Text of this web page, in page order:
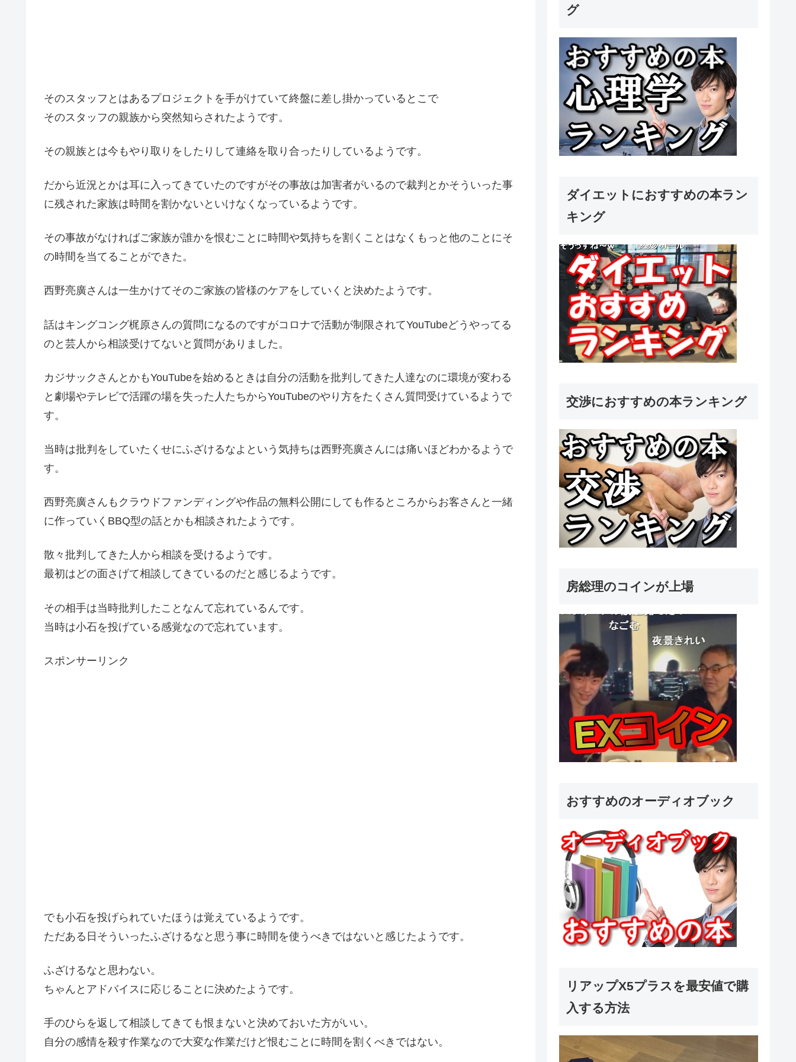
そのスタッフとはあるプロジェクトを手がけていて終盤に差し掛かっているとこで
そのスタッフの親族から突然知らされたようです。
その親族とは今もやり取りをしたりして連絡を取り合ったりしているようです。
だから近況とかは耳に入ってきていたのですがその事故は加害者がいるので裁判とかそういった事
に残された家族は時間を割かないといけなくなっているようです。
その事故がなければご家族が誰かを恨むことに時間や気持ちを割くことはなくもっと他のことにそ
の時間を当てることができた。
西野亮廣さんは一生かけてそのご家族の皆様のケアをしていくと決めたようです。
話はキングコング梶原さんの質問になるのですがコロナで活動が制限されてYouTubeどうやってる
のと芸人から相談受けてないと質問がありました。
カジサックさんとかもYouTubeを始めるときは自分の活動を批判してきた人達なのに環境が変わる
と劇場やテレビで活躍の場を失った人たちからYouTubeのやり方をたくさん質問受けているようで
す。
当時は批判をしていたくせにふざけるなよという気持ちは西野亮廣さんには痛いほどわかるようで
す。
西野亮廣さんもクラウドファンディングや作品の無料公開にしても作るところからお客さんと一緒
に作っていくBBQ型の話とかも相談されたようです。
散々批判してきた人から相談を受けるようです。
最初はどの面さげて相談してきているのだと感じるようです。
その相手は当時批判したことなんて忘れているんです。
当時は小石を投げている感覚なので忘れています。
スポンサーリンク
でも小石を投げられていたほうは覚えているようです。
ただある日そういったふざけるなと思う事に時間を使うべきではないと感じたようです。
ふざけるなと思わない。
ちゃんとアドバイスに応じることに決めたようです。
手のひらを返して相談してきても恨まないと決めておいた方がいい。
自分の感情を殺す作業なので大変な作業だけど恨むことに時間を割くべきではない。
グ
ダイエットにおすすめの本ラン
キング
交渉におすすめの本ランキング
房総理のコインが上場
おすすめのオーディオブック
リアップX5プラスを最安値で購
入する方法